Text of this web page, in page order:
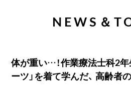
NEWS＆
体が重い…！作業療法士科2年
ーツ」を着て学んだ、 高齢者